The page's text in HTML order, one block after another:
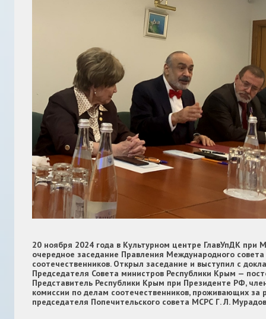
20 ноября 2024 года в Культурном центре ГлавУпДК при
очередное заседание Правления Международного совета
соотечественников. Открыл заседание и выступил с
Председателя Совета министров Республики Крым —
Представитель Республики Крым при Президенте РФ,
комиссии по делам соотечественников, проживающих за
председателя Попечительского совета МСРС Г. Л. Мурадов